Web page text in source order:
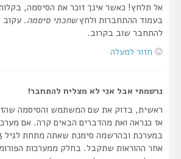
אל תלחץ! כאשר אינך זוכר את הסיסמה, בקלות
בעמוד ההתחברות ולחץשחכתי סיסמה. עקוב אחר
להתחבר שוב בקרוב.
חזור למעלה
נרשמתי אבל אני לא מצליח להתחבר!
ראשית, בדוק את שם המשתמש והסיסמה שהזנת.
במערכת
אחר ההוראות שתקבל. בחלק ממערכות הפורומים